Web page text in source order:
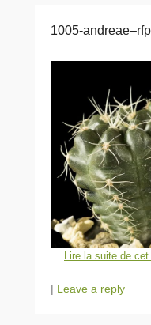
1005-
… Lire la suite de
| Leave a reply